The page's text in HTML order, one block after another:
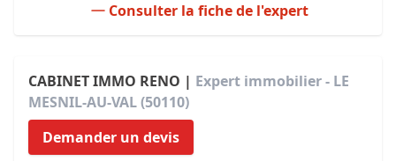
Consulter la fiche de l'expert
CABINET IMMO RENO | Expert immobilier - LE
MESNIL-AU-VAL (50110)
Demander un devis